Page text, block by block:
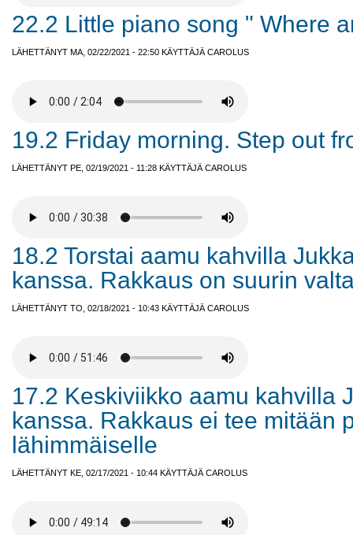
22.2 Little piano song " Where
LÄHETTÄNYT MA, 02/22/2021 - 22:50 KÄYTTÄJÄ CAROLUS
19.2 Friday morning. Step out
LÄHETTÄNYT PE, 02/19/2021 - 11:28 KÄYTTÄJÄ CAROLUS
18.2 Torstai aamu kahvilla
kanssa. Rakkaus on suurin
LÄHETTÄNYT TO, 02/18/2021 - 10:43 KÄYTTÄJÄ CAROLUS
17.2 Keskiviikko aamu kahvilla
kanssa. Rakkaus ei tee mitään
lähimmäiselle
LÄHETTÄNYT KE, 02/17/2021 - 10:44 KÄYTTÄJÄ CAROLUS